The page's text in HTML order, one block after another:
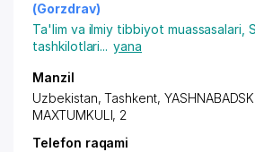
(Gorzdrav)
Ta'lim va ilmiy tibbiyot muassasalari ,
tashkilotlari... yana
Manzil
Uzbekistan, Tashkent,
MAXTUMKULI, 2
Telefon raqami